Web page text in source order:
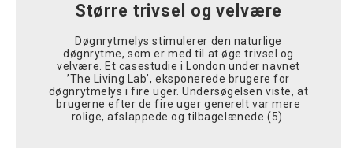
Større trivsel og velvære
Døgnrytmelys stimulerer den naturlige
døgnrytme, som er med til at øge trivsel og
velvære. Et casestudie i London under navnet
’The Living Lab’, eksponerede brugere for
døgnrytmelys i fire uger. Undersøgelsen viste, at
brugerne efter de fire uger generelt var mere
rolige, afslappede og tilbagelænede (5).